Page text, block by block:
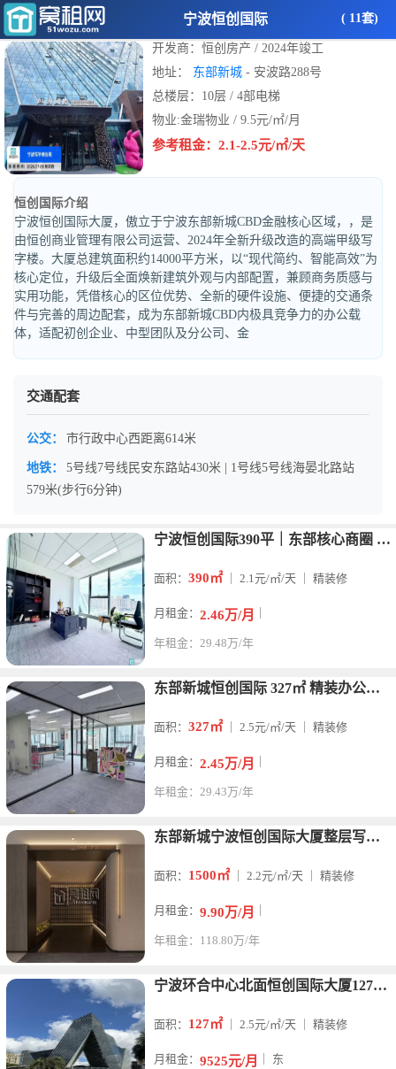
宁波恒创国际 ( 11套)
开发商：恒创房产 / 2024年竣工
地址： 东部新城 - 安波路288号
总楼层：10层 / 4部电梯
物业:金瑞物业 / 9.5元/㎡/月
参考租金：2.1-2.5元/㎡/天
恒创国际介绍
宁波恒创国际大厦，傲立于宁波东部新城CBD金融核心区域，，是
由恒创商业管理有限公司运营、2024年全新升级改造的高端甲级写
字楼。大厦总建筑面积约14000平方米，以“现代简约、智能高效”为
核心定位，升级后全面焕新建筑外观与内部配置，兼顾商务质感与
实用功能，凭借核心的区位优势、全新的硬件设施、便捷的交通条
件与完善的周边配套，成为东部新城CBD内极具竞争力的办公载
体，适配初创企业、中型团队及分公司、金
交通配套
公交： 市行政中心西距离614米
地铁：
5号线7号线民安东路站430米 | 1号线5号线海晏北路站
579米(步行6分钟)
宁波恒创国际390平｜东部核心商圈 金融户型｜电梯口位置出租
面积： 390㎡｜ 2.1元/㎡/天 ｜ 精装修
月租金： 2.46万/月
年租金：29.48万/年
东部新城恒创国际 327㎡ 精装办公室 一线西面河景，视野绝
面积： 327㎡｜ 2.5元/㎡/天 ｜ 精装修
月租金： 2.45万/月
年租金：29.43万/年
东部新城宁波恒创国际大厦整层写字楼出租
面积： 1500㎡｜ 2.2元/㎡/天 ｜ 精装修
月租金： 9.90万/月
年租金：118.80万/年
宁波环合中心北面恒创国际大厦127平米精装修办公室出租
面积： 127㎡｜ 2.5元/㎡/天 ｜ 精装修
月租金： 9525元/月 ｜ 东